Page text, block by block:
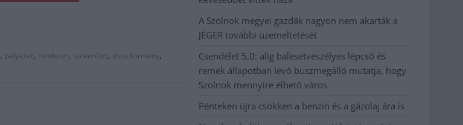
, pályázat, rendszer, tankerület, tisza kormány,
A Szolnok megyei gazdák nagyon nem akarták a
JÉGER további üzemeltetését
Csendélet 5.0: alig balesetveszélyes lépcső és
remek állapotban levő buszmegálló mutatja, hogy
Szolnok mennyire élhető város
Pénteken újra csökken a benzin és a gázolaj ára is